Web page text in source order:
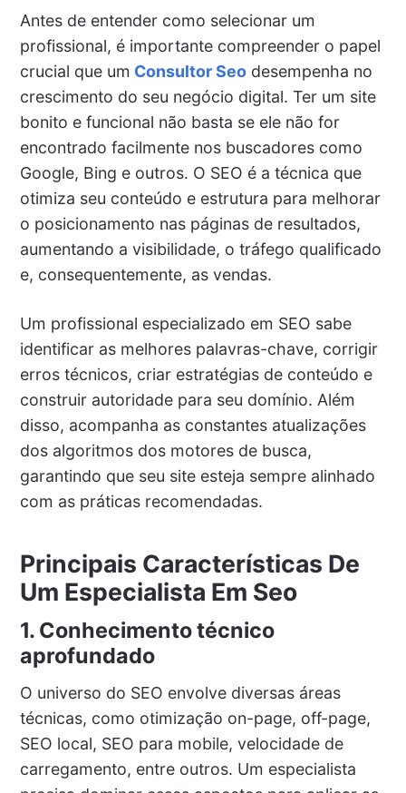
Antes de entender como selecionar um
profissional, é importante compreender o papel
crucial que um Consultor Seodesempenha no
crescimento do seu negócio digital. Ter um site
bonito e funcional não basta se ele não for
encontrado facilmente nos buscadores como
Google, Bing e outros. O SEO é a técnica que
otimiza seu conteúdo e estrutura para melhorar
o posicionamento nas páginas de resultados,
aumentando a visibilidade, o tráfego qualificado
e, consequentemente, as vendas.
Um profissional especializado em SEO sabe
identificar as melhores palavras-chave, corrigir
erros técnicos, criar estratégias de conteúdo e
construir autoridade para seu domínio. Além
disso, acompanha as constantes atualizações
dos algoritmos dos motores de busca,
garantindo que seu site esteja sempre alinhado
com as práticas recomendadas.
Principais Características De
Um Especialista Em Seo
1. Conhecimento técnico
aprofundado
O universo do SEO envolve diversas áreas
técnicas, como otimização on-page, off-page,
SEO local, SEO para mobile, velocidade de
carregamento, entre outros. Um especialista